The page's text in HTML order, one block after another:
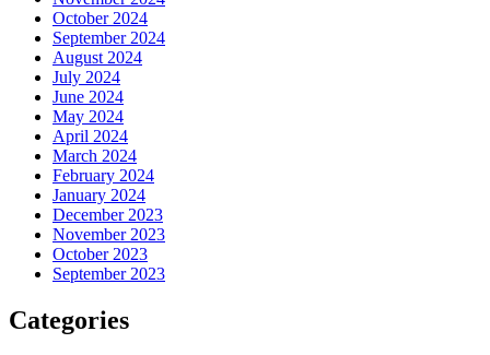
October 2024
September 2024
August 2024
July 2024
June 2024
May 2024
April 2024
March 2024
February 2024
January 2024
December 2023
November 2023
October 2023
September 2023
Categories